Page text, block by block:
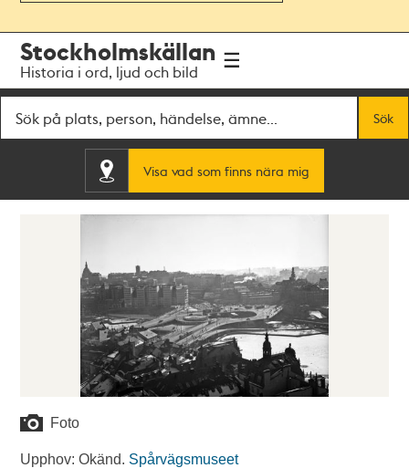
navigationen
huvudinnehållet
Stockholmskällan
Historia i ord, ljud och bild
Sök
Visa vad som finns nära mig
Foto
Upphov: Okänd. Spårvägsmuseet